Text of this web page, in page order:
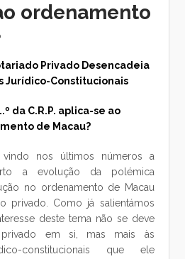
ordenamento
Privado Desencadeia
Jurídico-Constitucionais
da C.R.P. aplica-se ao
de Macau?
nos últimos números a
a evolução da polémica
no ordenamento de Macau
privado. Como já salientámos
deste tema não se deve
em si, mas mais às
constitucionais que ele